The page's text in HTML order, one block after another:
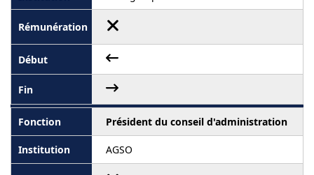
Président du conseil d'administration
AGSO